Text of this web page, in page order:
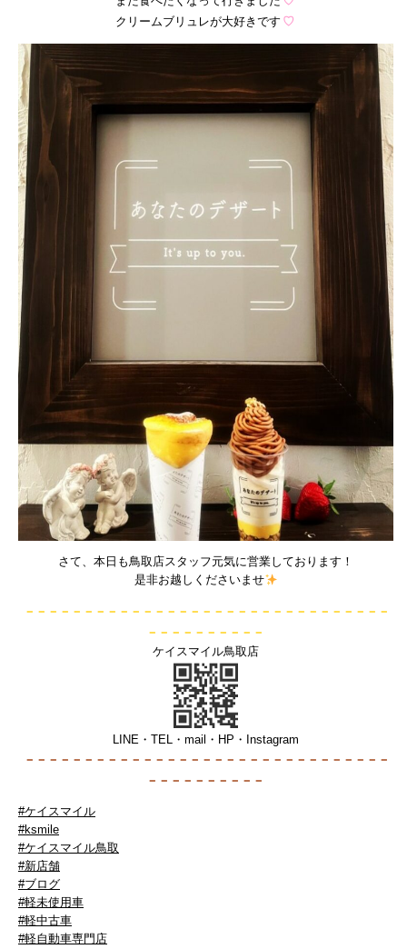
クリームブリュレが大好きです ♡
さて、本日も鳥取店スタッフ元気に営業しております！
是非お越しくださいませ
－－－－－－－－－－－－－－－－－－－－－－－－－－－－－－－
－－－－－－－－－－
ケイスマイル鳥取店
LINE・TEL・mail・HP・Instagram
－－－－－－－－－－－－－－－－－－ －－－－－－－－－－－－－
－－－－－－－－－－
#ケイスマイル
#ksmile
#ケイスマイル鳥取
#新店舗
#ブログ
#軽未使用車
#軽中古車
#軽自動車専門店